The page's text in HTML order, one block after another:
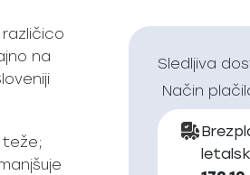
na
teže;
Sledljiva
Način